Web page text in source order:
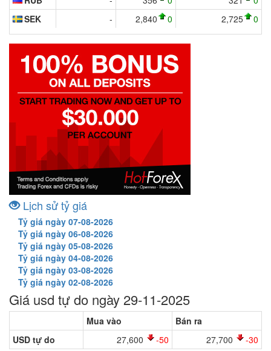
SEK
- 2,840 0 2,725 0
Lịch sử tỷ giá
Tỷ giá ngày 07-08-2026
Tỷ giá ngày 06-08-2026
Tỷ giá ngày 05-08-2026
Tỷ giá ngày 04-08-2026
Tỷ giá ngày 03-08-2026
Tỷ giá ngày 02-08-2026
Giá usd tự do ngày 29-11-2025
Mua vào
Bán ra
USD tự do
27,600 -50 27,700 -30